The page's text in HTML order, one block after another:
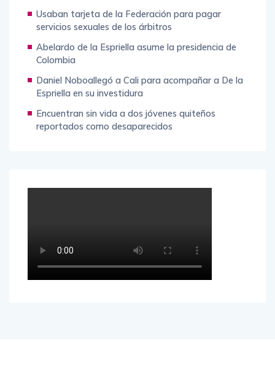
Usaban tarjeta de la Federación para pagar
servicios sexuales de los árbitros
Abelardo de la Espriella asume la presidencia de
Colombia
Daniel Noboallegó a Cali para acompañar a De la
Espriella en su investidura
Encuentran sin vida a dos jóvenes quiteños
reportados como desaparecidos